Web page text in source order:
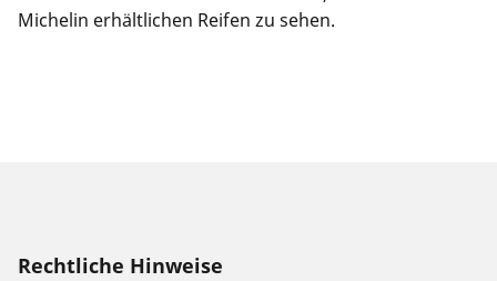
Michelin erhältlichen Reifen zu sehen.
Rechtliche Hinweise